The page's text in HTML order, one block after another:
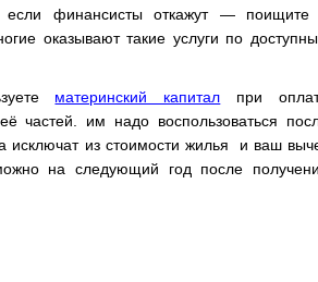
если финансисты откажут — поищите
оказывают такие услуги по
материнский капитал при
частей. им надо воспользоваться
исключат из стоимости жилья и ваш
на следующий год после